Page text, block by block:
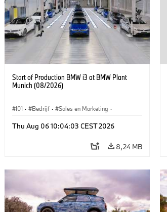
Start of Production BMW i3 at BMW Plant
Munich (08/2026)
I01 · Bedrijf · Sales en Marketing ·
Thu Aug 06 10:04:03 CEST 2026
8,24 MB